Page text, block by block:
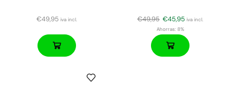
€49,95 iva incl. €49,95 €45,95 iva incl.
Ahorras:8%